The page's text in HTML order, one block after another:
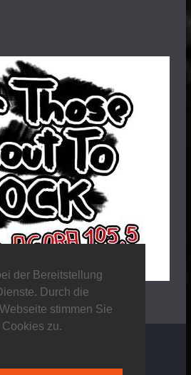
der Bereitstellung
Durch die
stimmen Sie
zu.